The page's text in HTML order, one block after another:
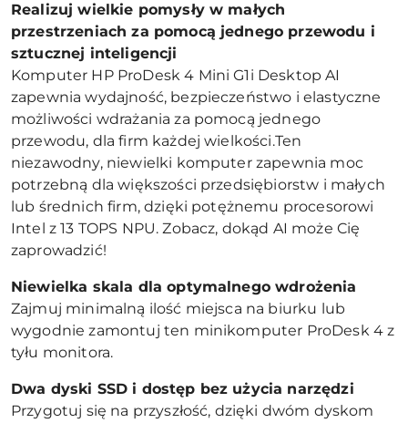
Realizuj wielkie pomysły w małych
przestrzeniach za pomocą jednego przewodu i
sztucznej inteligencji
Komputer HP ProDesk 4 Mini G1i Desktop AI
zapewnia wydajność, bezpieczeństwo i elastyczne
możliwości wdrażania za pomocą jednego
przewodu, dla firm każdej wielkości.Ten
niezawodny, niewielki komputer zapewnia moc
potrzebną dla większości przedsiębiorstw i małych
lub średnich firm, dzięki potężnemu procesorowi
Intel z 13 TOPS NPU. Zobacz, dokąd AI może Cię
zaprowadzić!
Niewielka skala dla optymalnego wdrożenia
Zajmuj minimalną ilość miejsca na biurku lub
wygodnie zamontuj ten minikomputer ProDesk 4 z
tyłu monitora.
Dwa dyski SSD i dostęp bez użycia narzędzi
Przygotuj się na przyszłość, dzięki dwóm dyskom